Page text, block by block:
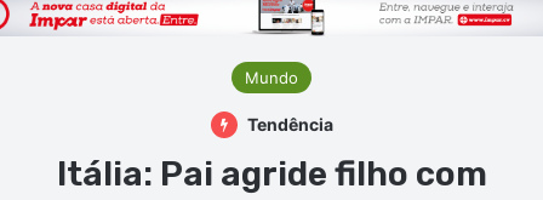
Mundo
Tendência
Itália: Pai agride filho com